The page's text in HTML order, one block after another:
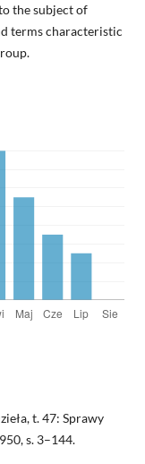
the subject of
terms characteristic
t. 47: Sprawy
s. 3–144.